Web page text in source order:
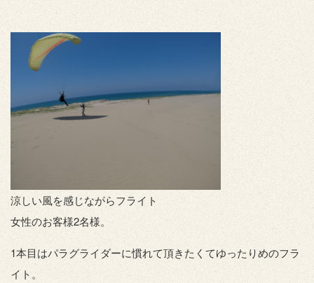
涼しい風を感じながらフライト
女性のお客様2名様。
1本目はパラグライダーに慣れて頂きたくてゆったりめのフラ
イト。